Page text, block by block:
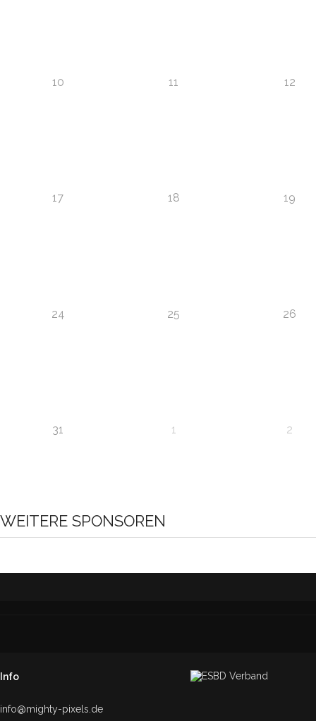
10 11 12
17 18 19
24 25 26
31 1 2
WEITERE SPONSOREN
Info
info@mighty-pixels.de